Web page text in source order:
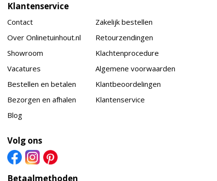
Klantenservice
Contact
Over Onlinetuinhout.nl
Showroom
Vacatures
Bestellen en betalen
Bezorgen en afhalen
Blog
Zakelijk bestellen
Retourzendingen
Klachtenprocedure
Algemene voorwaarden
Klantbeoordelingen
Klantenservice
Volg ons
Betaalmethoden